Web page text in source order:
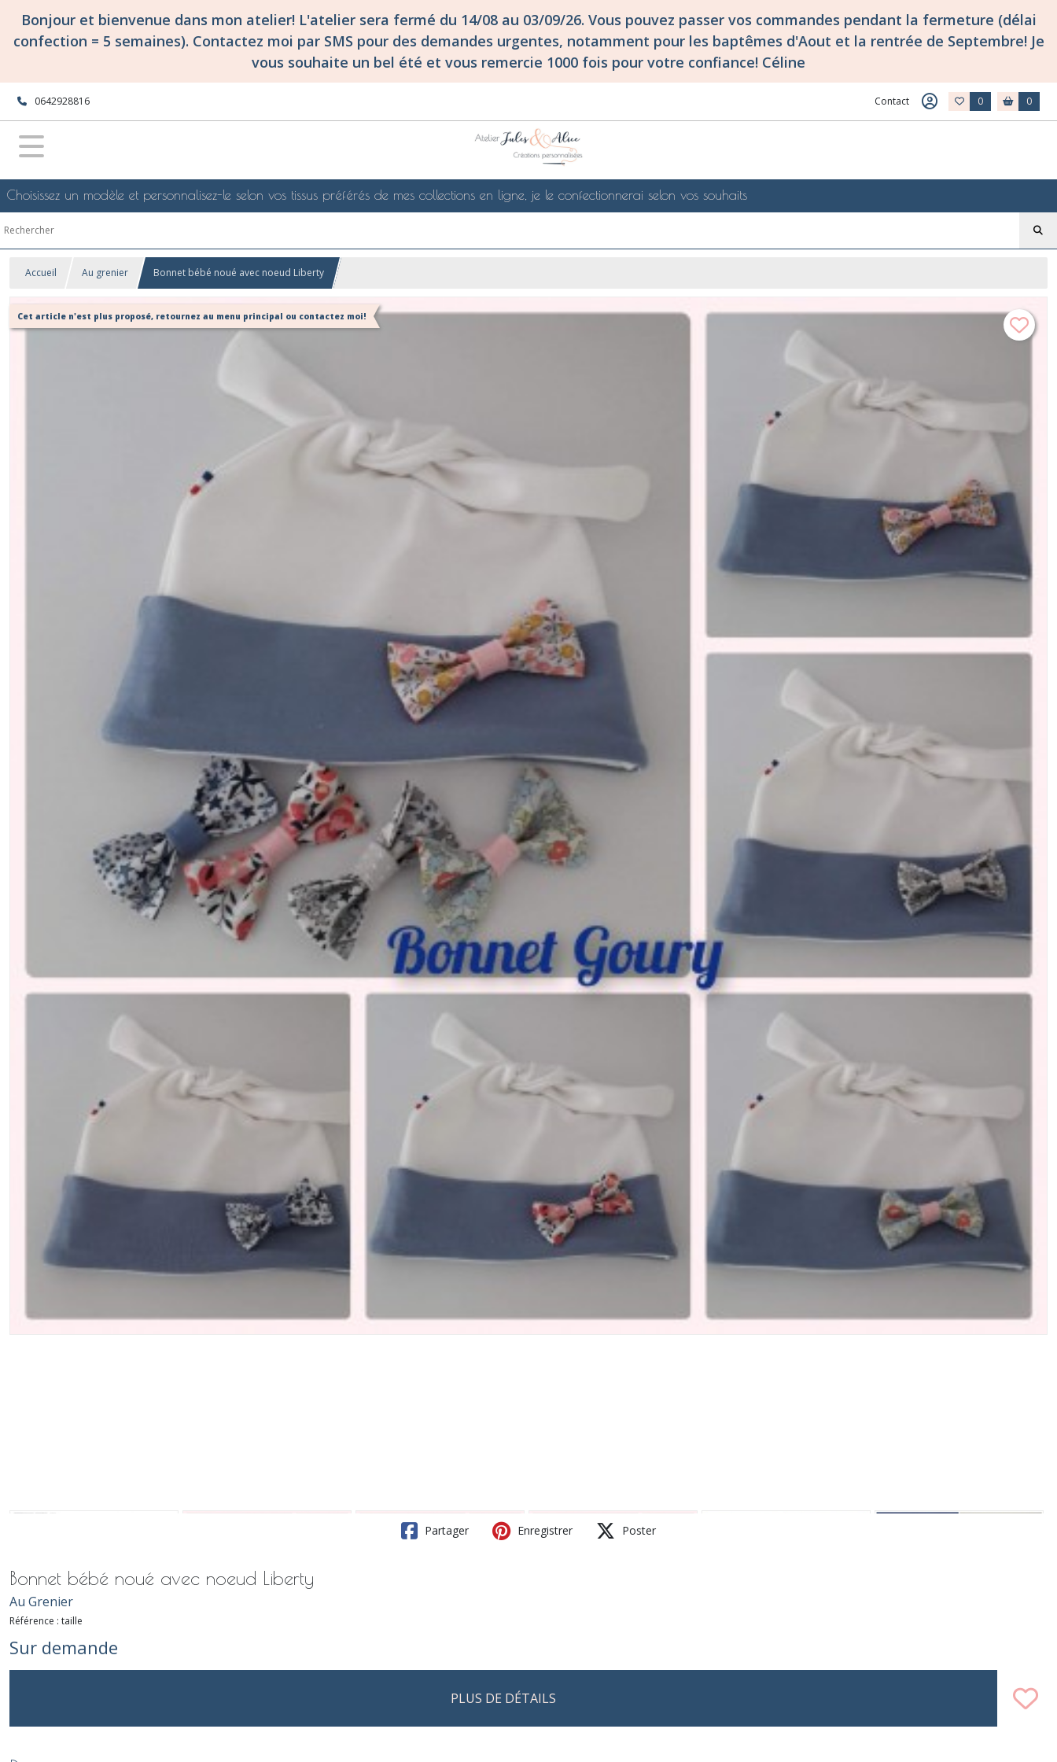
Bonjour et bienvenue dans mon atelier! L'atelier sera fermé du 14/08 au 03/09/26. Vous pouvez passer vos commandes pendant la fermeture (délai
confection = 5 semaines). Contactez moi par SMS pour des demandes urgentes, notamment pour les baptêmes d'Aout et la rentrée de Septembre! Je
vous souhaite un bel été et vous remercie 1000 fois pour votre confiance! Céline
0642928816 Contact 0 0
Choisissez un modèle et personnalisez-le selon vos tissus préférés de mes collections en ligne, je le confectionnerai selon vos souhaits
Accueil Au grenier Bonnet bébé noué avec noeud Liberty
Cet article n'est plus proposé, retournez au menu principal ou contactez moi!
Partager Enregistrer Poster
Bonnet bébé noué avec noeud Liberty
Au Grenier
Référence : taille
Sur demande
PLUS DE DÉTAILS